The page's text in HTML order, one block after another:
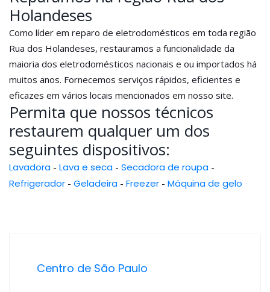
Holandeses
Como líder em reparo de eletrodomésticos em toda região
Rua dos Holandeses, restauramos a funcionalidade da
maioria dos eletrodomésticos nacionais e ou importados há
muitos anos. Fornecemos serviços rápidos, eficientes e
eficazes em vários locais mencionados em nosso site.
Permita que nossos técnicos
restaurem qualquer um dos
seguintes dispositivos:
Lavadora - Lava e seca - Secadora de roupa -
Refrigerador - Geladeira - Freezer - Máquina de gelo
Centro de São Paulo